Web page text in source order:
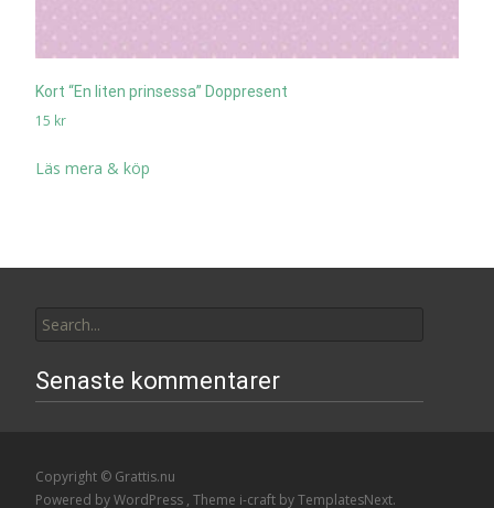
Kort “En liten prinsessa” Doppresent
15 kr
Läs mera & köp
for:
Senaste kommentarer
Copyright © Grattis.nu
Powered by WordPress , Theme i-craft by TemplatesNext.